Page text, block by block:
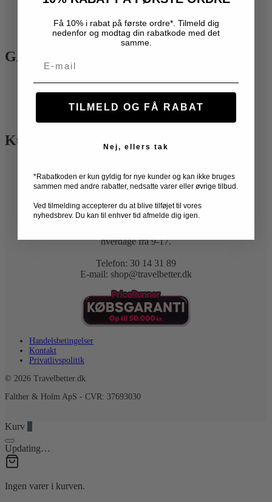
Kontakt
Privatlivspolitik
GARANTIER
EPIC garanti
Købsgaranti
Prisgaranti
Kundeservice
Kontakt
Levering
Har du spørgsmål?
hverdage fra 9-17.
Telefon: 30 14 31 89
E-mail: shop@travelbetter.dk
Handelsbetingelser
Kontakt
Privatlivspolitik
© 2026 Travelbetter.dk
Falther & Holm ApS - CVR: 37693030
Kurv
Updating…
Ingen varer i kurven.
Få 10% i rabat på første ordre*. Tilmeld dig
nedenfor og modtag din rabatkode med det
samme.
Email
TILMELD OG FÅ RABAT
Nej, ellers tak
*Rabatkoden er kun gyldig for nye kunder og kan ikke bruges
sammen med andre rabatter, nedsatte varer eller øvrige tilbud.
Ved tilmelding accepterer du at blive tilføjet til vores
nyhedsbrev. Du kan til enhver tid afmelde dig igen.